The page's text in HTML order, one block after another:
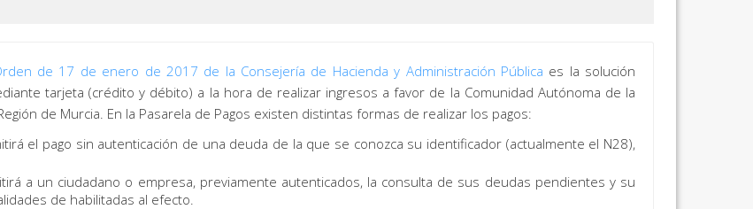
de 17 de enero de 2017 de la Consejería de Hacienda y Administración Pública es la solución
tarjeta (crédito y débito) a la hora de realizar ingresos a favor de la Comunidad Autónoma de la
de Murcia. En la Pasarela de Pagos existen distintas formas de realizar los pagos:
el pago sin autenticación de una deuda de la que se conozca su identificador (actualmente el N28),
a un ciudadano o empresa, previamente autenticados, la consulta de sus deudas pendientes y su
de habilitadas al efecto.